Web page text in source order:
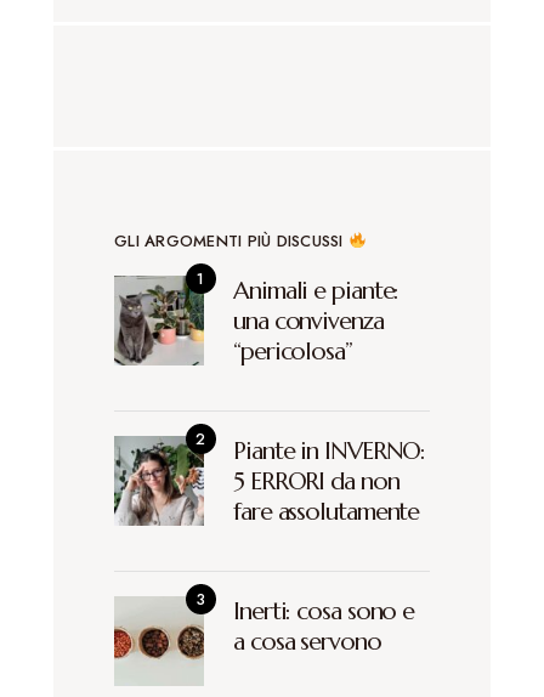
GLI ARGOMENTI PIÙ DISCUSSI
Animali e piante:
una convivenza
“pericolosa”
Piante in INVERNO:
5 ERRORI da non
fare assolutamente
Inerti: cosa sono e
a cosa servono